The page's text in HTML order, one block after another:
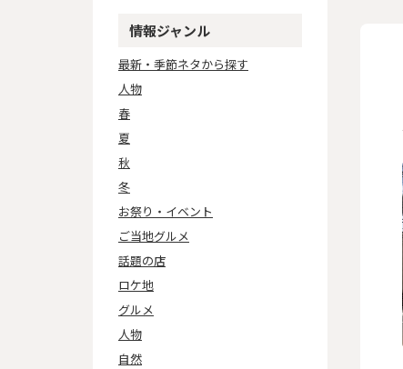
情報ジャンル
最新・季節ネタから探す
人物
春
夏
秋
冬
お祭り・イベント
ご当地グルメ
話題の店
ロケ地
グルメ
人物
自然